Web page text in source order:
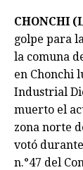
CHONCHI
golpe para
la comuna
en Chonchi
Industrial
muerto el
zona norte
votó
n.°47 del